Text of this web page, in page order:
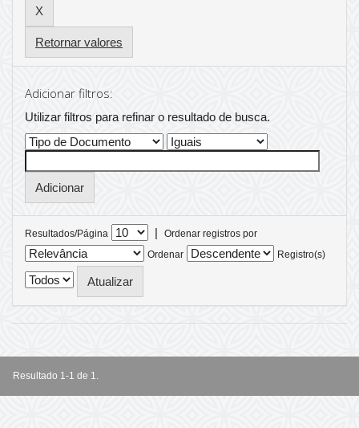
Retornar valores
Adicionar filtros:
Utilizar filtros para refinar o resultado de busca.
Resultados/Página |
Ordenar registros por
Ordenar
Registro(s)
Resultado 1-1 de 1.